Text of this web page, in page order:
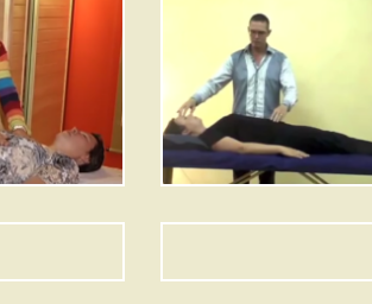
J'accepte de faire un dépôt de 50$.
J'accepte de faire un dépôt d'un autre
montant.